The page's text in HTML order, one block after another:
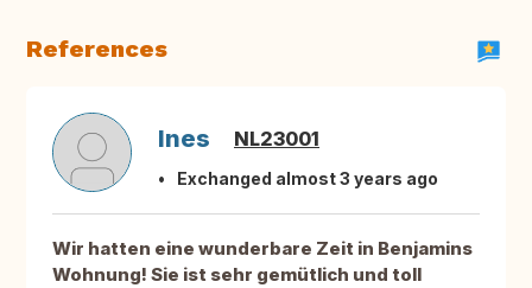
References
Ines NL23001
Exchanged almost 3 years ago
Wir hatten eine wunderbare Zeit in Benjamins
Wohnung! Sie ist sehr gemütlich und toll